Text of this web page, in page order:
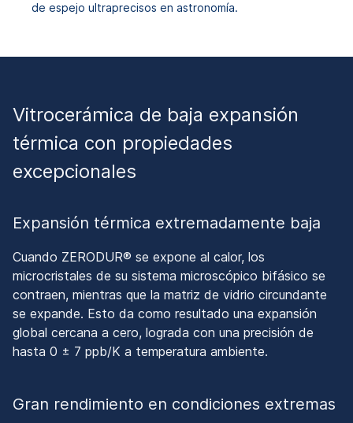
de espejo ultraprecisos en astronomía.
Vitrocerámica de baja expansión
térmica con propiedades
excepcionales
Expansión térmica extremadamente baja
Cuando ZERODUR® se expone al calor, los
microcristales de su sistema microscópico bifásico se
contraen, mientras que la matriz de vidrio circundante
se expande. Esto da como resultado una expansión
global cercana a cero, lograda con una precisión de
hasta 0 ± 7 ppb/K a temperatura ambiente.
Gran rendimiento en condiciones extremas